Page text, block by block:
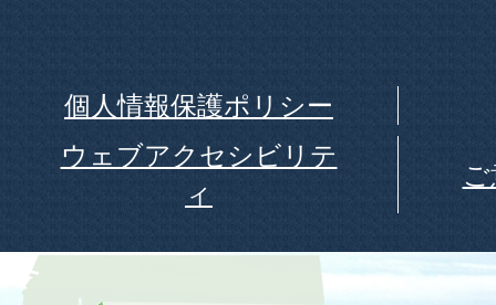
個人情報保護ポリシー
ウェブアクセシビリテ
ィ